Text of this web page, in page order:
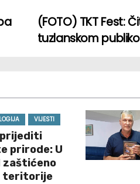
(FOTO) TKT Fest:
tuzlanskom
VIJESTI
prirode: U
zaštićeno
teritorije